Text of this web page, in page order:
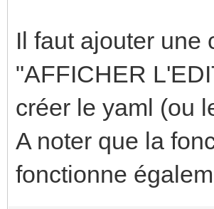
Il faut ajouter
"AFFICHER
créer le yaml (ou
A noter que la
fonctionne